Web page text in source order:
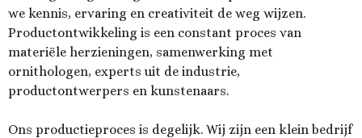
we kennis, ervaring en creativiteit de weg wijzen.
Productontwikkeling is een constant proces van
materiële herzieningen, samenwerking met
ornithologen, experts uit de industrie,
productontwerpers en kunstenaars.
Ons productieproces is degelijk. Wij zijn een klein bedrijf